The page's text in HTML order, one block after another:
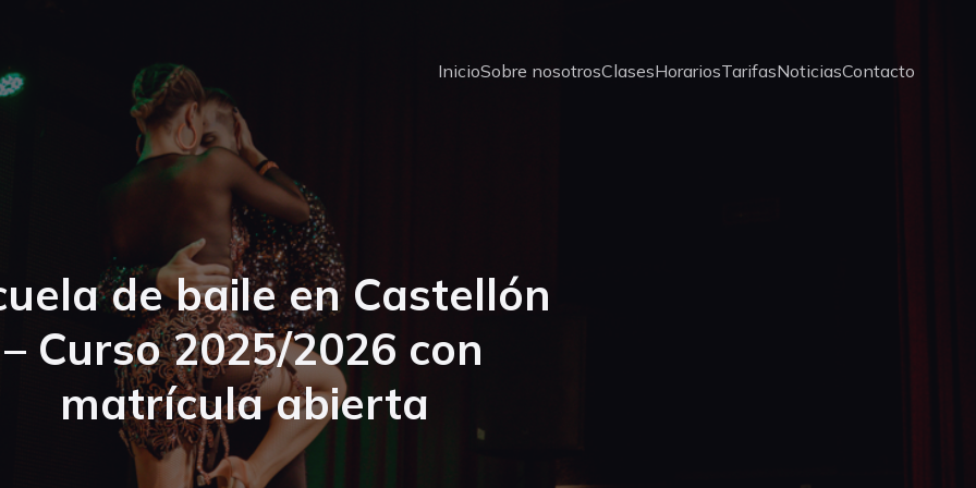
InicioSobre nosotrosClasesHorariosTarifasNoticiasContacto
de baile en Castellón
– Curso 2025/2026 con
matrícula abierta